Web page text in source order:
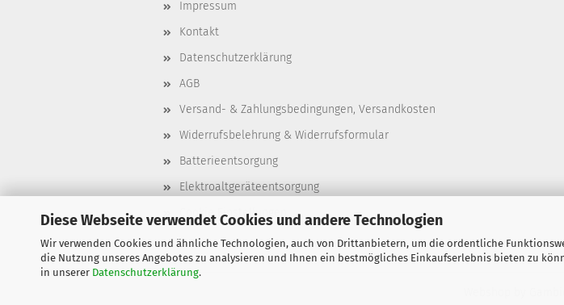
Diese Webseite verwendet Cookies und andere Technologien
Wir verwenden Cookies und ähnliche Technologien, auch von Drittanbietern, um die ordentliche
die Nutzung unseres Angebotes zu analysieren und Ihnen ein bestmögliches Einkaufserlebnis bieten zu
in unserer Datenschutzerklärung.
Impressum
Kontakt
Datenschutzerklärung
AGB
Versand- & Zahlungsbedingungen, Versandkosten
Widerrufsbelehrung & Widerrufsformular
Batterieentsorgung
Elektroaltgeräteentsorgung
Cookie Einstellungen